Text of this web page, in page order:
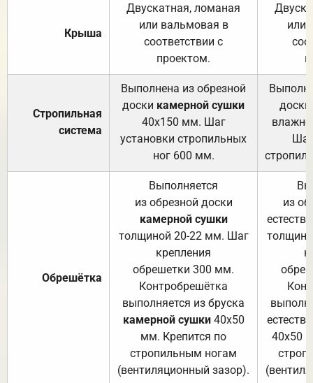
Крыша
Двускатная, ломаная
или вальмовая в
соответствии с
проектом.
или
Стропильная
система
Выполнена из обрезной
доски камерной сушки
40х150 мм. Шаг
установки стропильных
ног 600 мм.
доски
Обрешётка
Выполняется
из обрезной доски
камерной сушки
толщиной 20-22 мм. Шаг
крепления
обрешетки 300 мм.
Контробрешётка
выполняется из бруска
камерной сушки40х50
мм. Крепится по
стропильным ногам
(вентиляционный зазор).
из
40х50